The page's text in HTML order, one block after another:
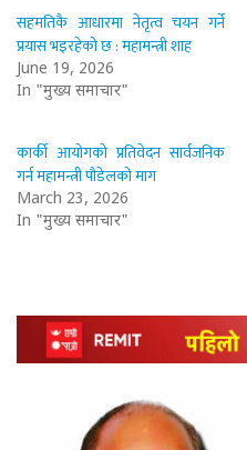
सहमतिकै आधारमा नेतृत्व चयन गर्ने
प्रयास भइरहेको छ : महामन्त्री शाह
June 19, 2026
In "मुख्य समाचार"
कार्की आयोगको प्रतिवेदन सार्वजनिक
गर्न महामन्त्री पौडेलको माग
March 23, 2026
In "मुख्य समाचार"